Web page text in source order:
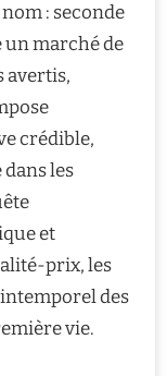
: seconde
marché de
avertis,
crédible,
les
et
prix, les
des
vie.